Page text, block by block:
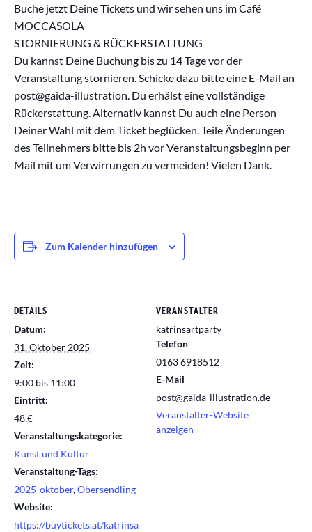
Buche jetzt Deine Tickets und wir sehen uns im Café
MOCCASOLA
STORNIERUNG & RÜCKERSTATTUNG
Du kannst Deine Buchung bis zu 14 Tage vor der
Veranstaltung stornieren. Schicke dazu bitte eine E-Mail an
post@gaida-illustration. Du erhälst eine vollständige
Rückerstattung. Alternativ kannst Du auch eine Person
Deiner Wahl mit dem Ticket beglücken. Teile Änderungen
des Teilnehmers bitte bis 2h vor Veranstaltungsbeginn per
Mail mit um Verwirrungen zu vermeiden! Vielen Dank.
Zum Kalender hinzufügen
DETAILS
Datum:
31. Oktober 2025
Zeit:
9:00 bis 11:00
Eintritt:
48,€
Veranstaltungskategorie:
Kunst und Kultur
Veranstaltung-Tags:
2025-oktober,Obersendling
Website:
https://buytickets.at/katrinsa
VERANSTALTER
katrinsartparty
Telefon
0163 6918512
E-Mail
post@gaida-illustration.de
Veranstalter-Website
anzeigen